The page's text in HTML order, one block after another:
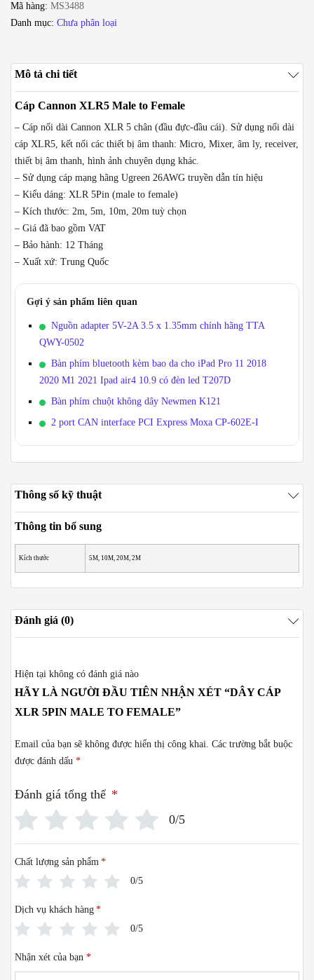
số
lượng
Mã hàng: MS3488
Danh mục: Chưa phân loại
Mô tả chi tiết
Cáp Cannon XLR5 Male to Female
– Cáp nối dài Cannon XLR 5 chân (đầu đực-đầu cái). Sử dụng nối dài
cáp XLR5, kết nối các thiết bị âm thanh: Micro, Mixer, âm ly, receiver,
thiết bị âm thanh, hình ảnh chuyên dụng khác.
– Sử dụng cáp mạng hãng Ugreen 26AWG truyền dẫn tín hiệu
– Kiểu dáng: XLR 5Pin (male to female)
– Kích thước: 2m, 5m, 10m, 20m tuỳ chọn
– Giá đã bao gồm VAT
– Bảo hành: 12 Tháng
– Xuất xứ: Trung Quốc
Gợi ý sản phẩm liên quan
Nguồn adapter 5V-2A 3.5 x 1.35mm chính hãng TTA
QWY-0502
Bàn phím bluetooth kèm bao da cho iPad Pro 11 2018
2020 M1 2021 Ipad air4 10.9 có đèn led T207D
Bàn phím chuột không dây Newmen K121
2 port CAN interface PCI Express Moxa CP-602E-I
Thông số kỹ thuật
Thông tin bổ sung
Kích thước 5M, 10M, 20M, 2M
Đánh giá (0)
Hiện tại không có đánh giá nào
HÃY LÀ NGƯỜI ĐẦU TIÊN NHẬN XÉT “DÂY CÁP
XLR 5PIN MALE TO FEMALE”
Email của bạn sẽ không được hiển thị công khai. Các trường bắt buộc
được đánh dấu *
Đánh giá tổng thể *
0/5
Chất lượng sản phẩm *
0/5
Dịch vụ khách hàng *
0/5
Nhận xét của bạn *